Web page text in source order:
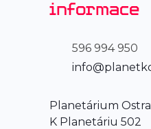
informace
596 994 950
Planetárium
K Planetáriu 502